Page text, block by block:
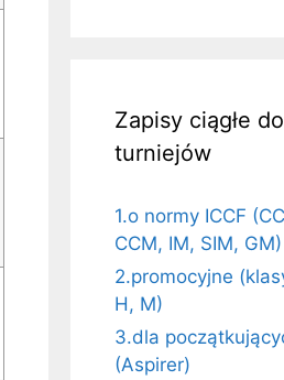
Zapisy ciągłe do
turniejów
1.o normy ICCF
CCM, IM, SIM, GM)
2.promocyjne
H, M)
3.dla
(Aspirer)